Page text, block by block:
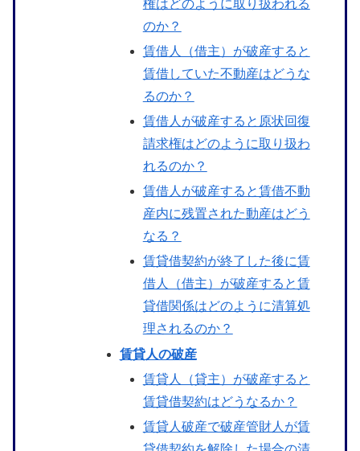
権はどのように取り扱われる
のか？
賃借人（借主）が破産すると
賃借していた不動産はどうな
るのか？
賃借人が破産すると原状回復
請求権はどのように取り扱わ
れるのか？
賃借人が破産すると賃借不動
産内に残置された動産はどう
なる？
賃貸借契約が終了した後に賃
借人（借主）が破産すると賃
貸借関係はどのように清算処
理されるのか？
賃貸人の破産
賃貸人（貸主）が破産すると
賃貸借契約はどうなるか？
賃貸人破産で破産管財人が賃